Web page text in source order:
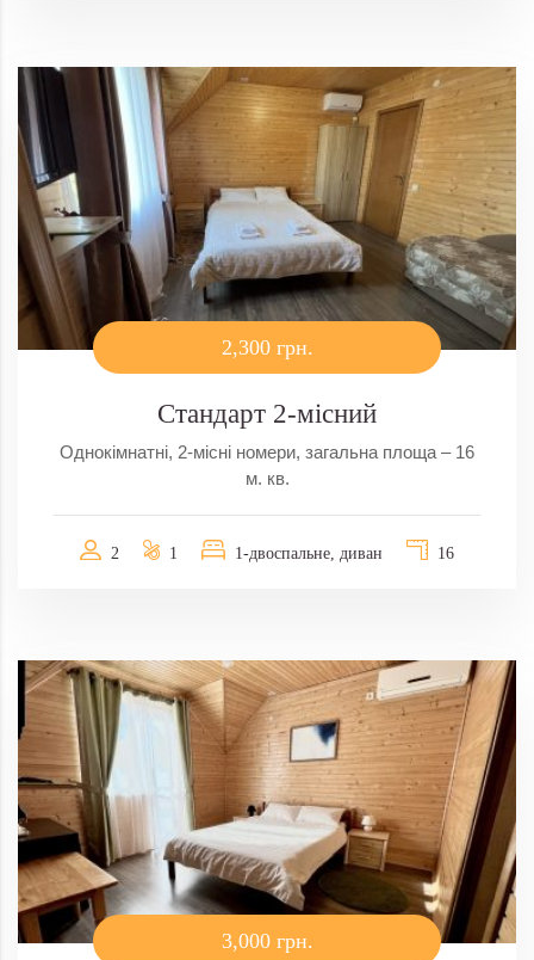
2,300 грн.
Стандарт 2-місний
Однокімнатні, 2-місні номери, загальна площа – 16
м. кв.
2 1 1-двоспальне, диван 16
3,000 грн.